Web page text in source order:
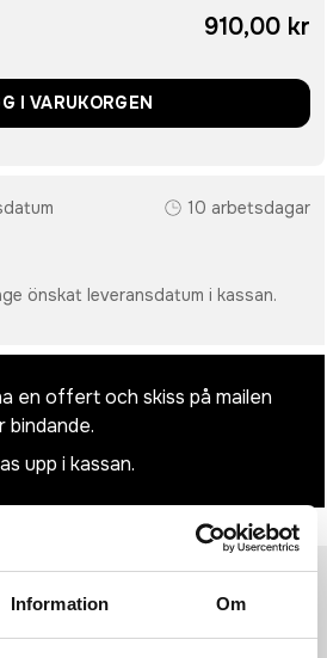
Information Om
910,00 kr
I VARUKORGEN
10 arbetsdagar
önskat leveransdatum i kassan.
en offert och skiss på mailen
bindande.
upp i kassan.
Pristabell Recensioner